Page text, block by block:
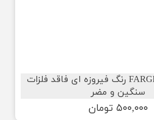
ماگ ایکیا FARGRIK رنگ فیروزه ای فاقد فلزات
سنگین و مضر
۵۰۰,۰۰۰ تومان